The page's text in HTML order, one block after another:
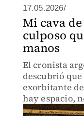
17.05.2026/
Mi cava
culposo
manos
El cronista
descubrió
exorbitante
hay espacio,
fin que los